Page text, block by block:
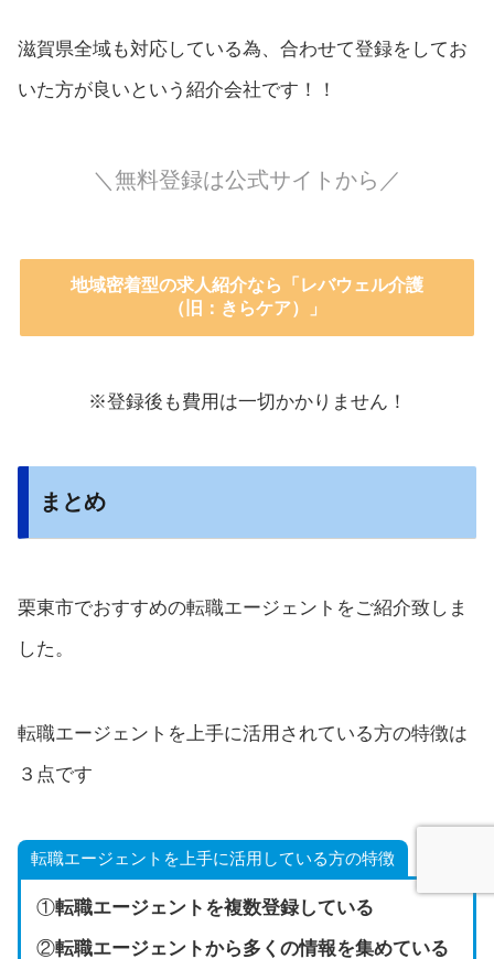
滋賀県全域も対応している為、合わせて登録をしてお
いた方が良いという紹介会社です！！
＼無料登録は公式サイトから／
地域密着型の求人紹介なら「レバウェル介護
（旧：きらケア）」
※登録後も費用は一切かかりません！
まとめ
栗東市でおすすめの転職エージェントをご紹介致しま
した。
転職エージェントを上手に活用されている方の特徴は
３点です
転職エージェントを上手に活用している方の特徴
①転職エージェントを複数登録している
②転職エージェントから多くの情報を集めている